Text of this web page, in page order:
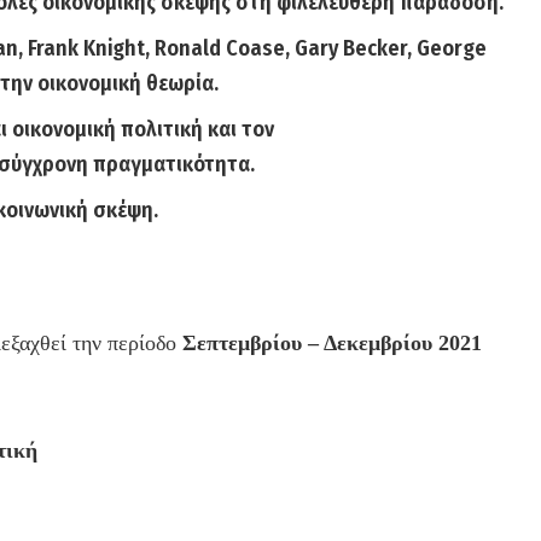
Frank Knight, Ronald Coase, Gary Becker, George
οικονομική θεωρία.
οικονομική πολιτική και τον
πραγματικότητα.
σκέψη.
την περίοδο Σεπτεμβρίου – Δεκεμβρίου 2021